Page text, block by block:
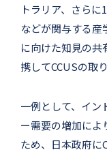
トラリア、さら
などが関与する産
に向けた知見の
携してCCUSの取
一例として、イン
ー需要の増加によ
ため、日本政府に